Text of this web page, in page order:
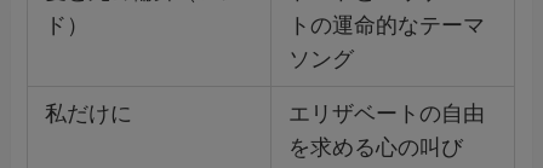
ド）
トの運命的なテーマ
ソング
私だけに
エリザベートの自由
を求める心の叫び